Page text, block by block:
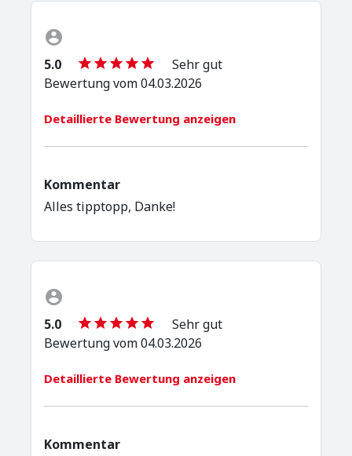
5.0
Sehr gut
Bewertung vom 04.03.2026
Detaillierte Bewertung anzeigen
Kommentar
Alles tipptopp, Danke!
5.0
Sehr gut
Bewertung vom 04.03.2026
Detaillierte Bewertung anzeigen
Kommentar